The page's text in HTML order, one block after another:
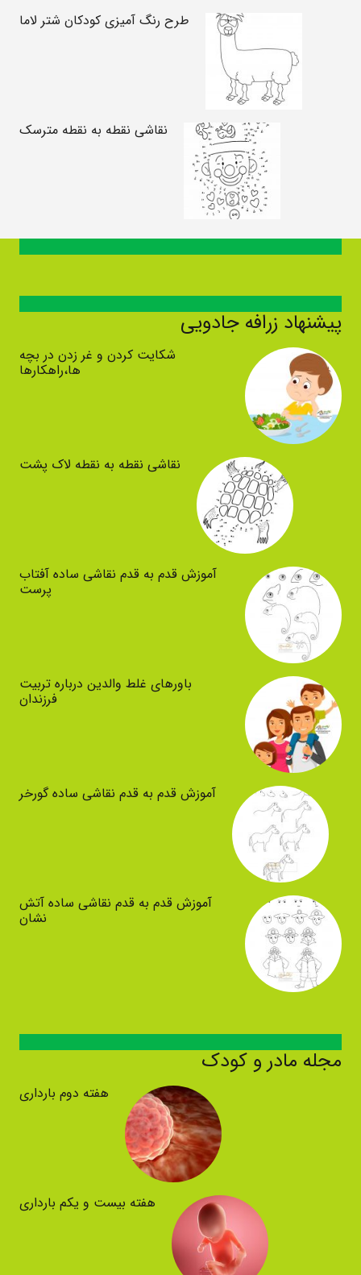
طرح رنگ آمیزی کودکان شتر لاما
نقاشی نقطه به نقطه مترسک
پیشنهاد زرافه جادویی
شکایت کردن و غر زدن در بچه
ها،راهکارها
نقاشی نقطه به نقطه لاک پشت
آموزش قدم به قدم نقاشی ساده آفتاب
پرست
باورهای غلط والدین درباره تربیت
فرزندان
آموزش قدم به قدم نقاشی ساده گورخر
آموزش قدم به قدم نقاشی ساده آتش
نشان
مجله مادر و کودک
هفته دوم بارداری
هفته بیست و یکم بارداری